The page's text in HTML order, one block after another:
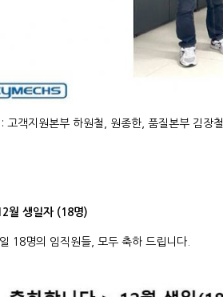
고객지원본부 하원철, 원종한, 품질본부 김장철
생일자 (18명)
18명의 임직원들, 모두 축하 드립니다.